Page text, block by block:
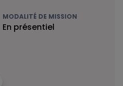
MODALITÉ DE MISSION
En présentiel